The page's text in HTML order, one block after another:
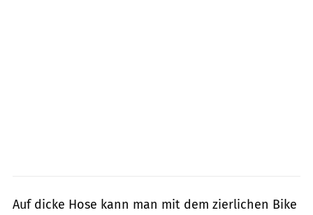
Auf dicke Hose kann man mit dem zierlichen Bike